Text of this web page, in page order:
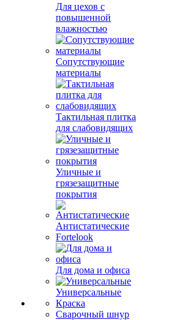
Для цехов с
повышенной
влажностью
Сопутствующие
материалы
Тактильная плитка
для слабовидящих
Уличные и
грязезащитные
покрытия
Антистатические
Fortelook
Для дома и офиса
Универсальные
Краска
Сварочный шнур